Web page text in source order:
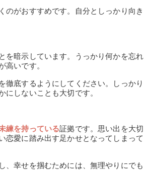
のがおすすめです。自分としっかり向き
を暗示しています。うっかり何かを忘れ
高いです。
徹底するようにしてください。しっかり
にしないことも大切です。
練を持っている証拠です。思い出を大切
恋愛に踏み出す足かせとなってしまって
、幸せを掴むためには、無理やりにでも